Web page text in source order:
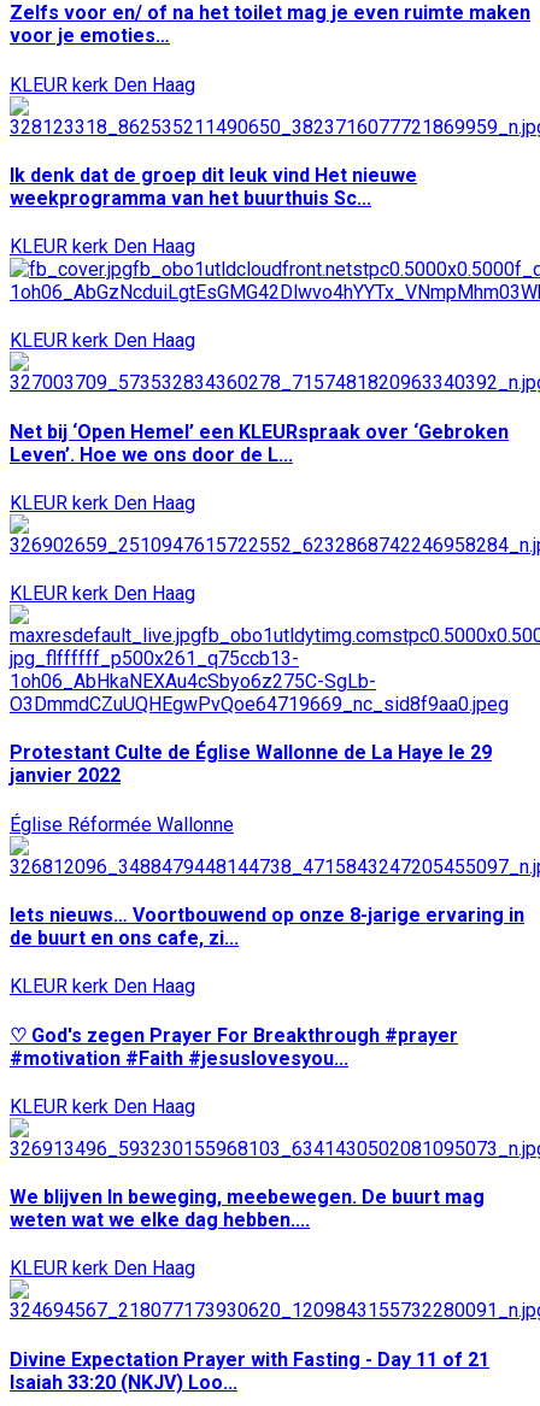
Zelfs voor en/ of na het toilet mag je even ruimte maken
voor je emoties…
KLEUR kerk Den Haag
Ik denk dat de groep dit leuk vind Het nieuwe
weekprogramma van het buurthuis Sc...
KLEUR kerk Den Haag
KLEUR kerk Den Haag
Net bij ‘Open Hemel’ een KLEURspraak over ‘Gebroken
Leven’. Hoe we ons door de L...
KLEUR kerk Den Haag
KLEUR kerk Den Haag
Protestant Culte de Église Wallonne de La Haye le 29
janvier 2022
Église Réformée Wallonne
Iets nieuws… Voortbouwend op onze 8-jarige ervaring in
de buurt en ons cafe, zi...
KLEUR kerk Den Haag
♡ God's zegen Prayer For Breakthrough #prayer
#motivation #Faith #jesuslovesyou...
KLEUR kerk Den Haag
We blijven In beweging, meebewegen. De buurt mag
weten wat we elke dag hebben....
KLEUR kerk Den Haag
Divine Expectation Prayer with Fasting - Day 11 of 21
Isaiah 33:20 (NKJV) Loo...